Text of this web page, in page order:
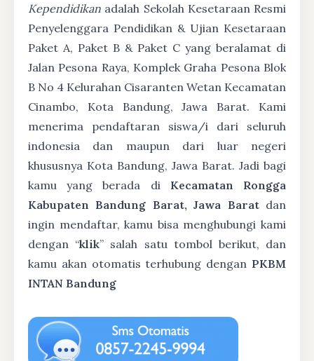
Kependidikan adalah Sekolah Kesetaraan Resmi
Penyelenggara Pendidikan & Ujian Kesetaraan
Paket A, Paket B & Paket C yang beralamat di
Jalan Pesona Raya, Komplek Graha Pesona Blok
B No 4 Kelurahan Cisaranten Wetan Kecamatan
Cinambo, Kota Bandung, Jawa Barat. Kami
menerima pendaftaran siswa/i dari seluruh
indonesia dan maupun dari luar negeri
khususnya Kota Bandung, Jawa Barat. Jadi bagi
kamu yang berada di Kecamatan Rongga
Kabupaten Bandung Barat, Jawa Baratdan
ingin mendaftar, kamu bisa menghubungi kami
dengan “klik” salah satu tombol berikut, dan
kamu akan otomatis terhubung dengan PKBM
INTAN Bandung